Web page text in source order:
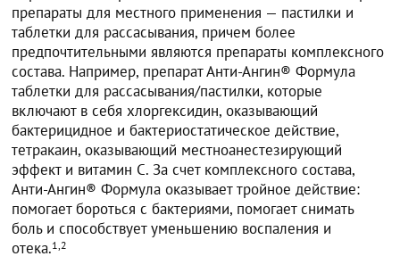
препараты для местного применения — пастилки и
таблетки для рассасывания, причем более
предпочтительными являются препараты комплексного
состава. Например, препарат Анти-Ангин® Формула
таблетки для рассасывания/пастилки, которые
включают в себя хлоргексидин, оказывающий
бактерицидное и бактериостатическое действие,
тетракаин, оказывающий местноанестезирующий
эффект и витамин С. За счет комплексного состава,
Анти-Ангин® Формула оказывает тройное действие:
помогает бороться с бактериями, помогает снимать
боль и способствует уменьшению воспаления и
отека.1,2